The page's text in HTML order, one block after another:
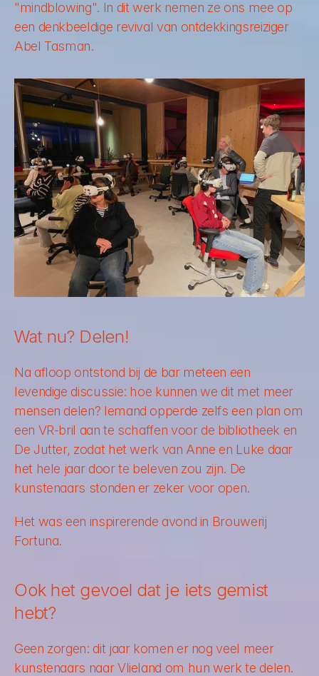
"mindblowing". In dit werk nemen ze ons mee op
een denkbeeldige revival van ontdekkingsreiziger
Abel Tasman.
Wat nu? Delen!
Na afloop ontstond bij de bar meteen een
levendige discussie: hoe kunnen we dit met meer
mensen delen? Iemand opperde zelfs een plan om
een VR-bril aan te schaffen voor de bibliotheek en
De Jutter, zodat het werk van Anne en Luke daar
het hele jaar door te beleven zou zijn. De
kunstenaars stonden er zeker voor open.
Het was een inspirerende avond in Brouwerij
Fortuna.
Ook het gevoel dat je iets gemist
hebt?
Geen zorgen: dit jaar komen er nog veel meer
kunstenaars naar Vlieland om hun werk te delen.